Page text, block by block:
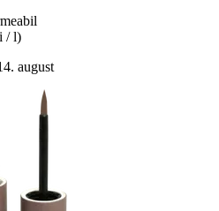
/ l)
august